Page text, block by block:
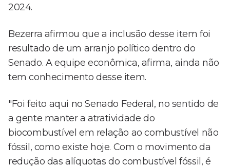
2024.
Bezerra afirmou que a inclusão desse item foi
resultado de um arranjo político dentro do
Senado. A equipe econômica, afirma, ainda não
tem conhecimento desse item.
"Foi feito aqui no Senado Federal, no sentido de
a gente manter a atratividade do
biocombustível em relação ao combustível não
fóssil, como existe hoje. Com o movimento da
redução das alíquotas do combustível fóssil, é